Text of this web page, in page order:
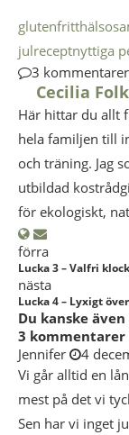
glutenfritt
julreceptnyttiga
3 kommentarer
Cecilia
Här hittar du allt
hela familjen till
och träning. Jag
utbildad
för ekologiskt,
förra
Lucka 3 – Valfri
nästa
Lucka 4 – Lyxigt
Du kanske
3 kommentarer
Jennifer
4
Vi går alltid en
mest på det vi
Sen har vi inget